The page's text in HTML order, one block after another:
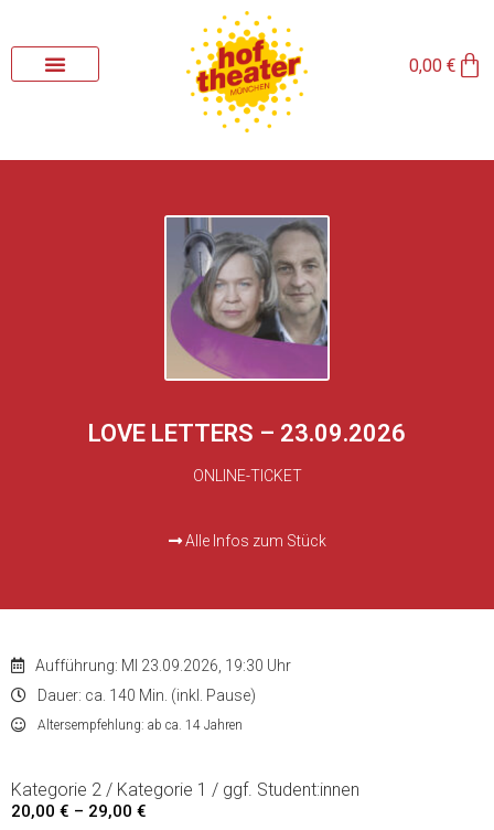
springen
0,00 €
LOVE LETTERS – 23.09.2026
ONLINE-TICKET
Alle Infos zum Stück
Aufführung: MI 23.09.2026, 19:30 Uhr
Dauer: ca. 140 Min. (inkl. Pause)
Altersempfehlung: ab ca. 14 Jahren
Kategorie 2 / Kategorie 1 / ggf. Student:innen
20,00 € – 29,00 €